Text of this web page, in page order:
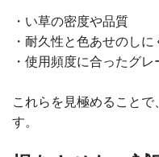
・い草の密度や品質
・耐久性と色あせのしに
・使用頻度に合ったグレ
これらを見極めること
す。